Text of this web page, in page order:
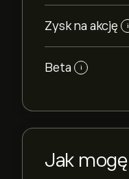
Zysk na akcję i
Beta i
Jak mogę